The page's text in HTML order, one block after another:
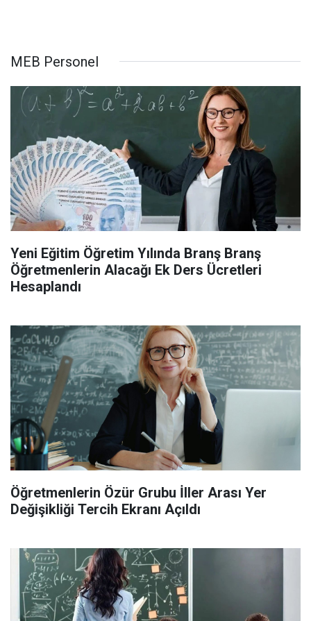
MEB Personel
Yeni Eğitim Öğretim Yılında Branş Branş
Öğretmenlerin Alacağı Ek Ders Ücretleri
Hesaplandı
Öğretmenlerin Özür Grubu İller Arası Yer
Değişikliği Tercih Ekranı Açıldı